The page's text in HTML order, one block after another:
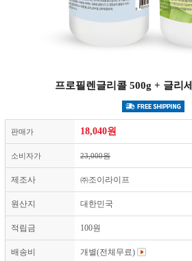
프로필렌글리콜 500g + 글리
판매가 18,040원
소비자가 23,000원
제조사 ㈜조이라이프
원산지 대한민국
적립금 100원
배송비 개별(전체무료)